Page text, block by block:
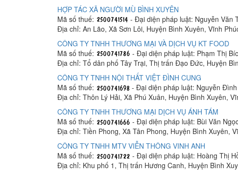
HỢP TÁC XÃ NGƯỜI MÙ BÌNH XUYÊN
Mã số thuế:
- Đại diện pháp luật: Nguyễn Văn
Địa chỉ: An Lão, Xã Sơn Lôi, Huyện Bình Xuyên, Vĩnh
CÔNG TY TNHH THƯƠNG MẠI VÀ DỊCH VỤ KT FOOD
Mã số thuế:
- Đại diện pháp luật: Phạm Thị
Địa chỉ: Tổ dân phố Tây Trại, Thị trấn Đạo Đức, Huyện
CÔNG TY TNHH NỘI THẤT VIỆT ĐÌNH CUNG
Mã số thuế:
- Đại diện pháp luật: Nguyễn
Địa chỉ: Thôn Lý Hải, Xã Phú Xuân, Huyện Bình Xuyên,
CÔNG TY TNHH THƯƠNG MẠI DỊCH VỤ ÁNH TÁM
Mã số thuế:
- Đại diện pháp luật: Bùi Văn
Địa chỉ: Tiền Phong, Xã Tân Phong, Huyện Bình Xuyên,
CÔNG TY TNHH MTV VIỄN THÔNG VINH ANH
Mã số thuế:
- Đại diện pháp luật: Hoàng Thị
Địa chỉ: Khu phố 1, Thị trấn Hương Canh, Huyện Bình